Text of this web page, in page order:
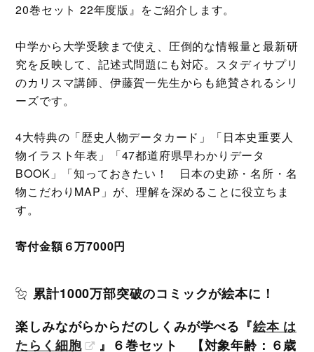
20巻セット 22年度版』をご紹介します。
中学から大学受験まで使え、圧倒的な情報量と最新研
究を反映して、記述式問題にも対応。スタディサプリ
のカリスマ講師、伊藤賀一先生からも絶賛されるシリ
ーズです。
4大特典の「歴史人物データカード」「日本史重要人
物イラスト年表」「47都道府県早わかりデータ
BOOK」「知っておきたい！ 日本の史跡・名所・名
物こだわりMAP」が、理解を深めることに役立ちま
す。
寄付金額６万7000円
累計1000万部突破のコミックが絵本に！
楽しみながらからだのしくみが学べる『絵本 は
たらく細胞
』６巻セット 【対象年齢：６歳